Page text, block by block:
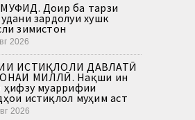
Доир ба тарзи
зардолуи хушк
зимистон
2026
ИСТИҚЛОЛИ ДАВЛАТӢ
МИЛЛӢ. Нақши ин
ҳифзу муаррифии
истиқлол муҳим аст
2026